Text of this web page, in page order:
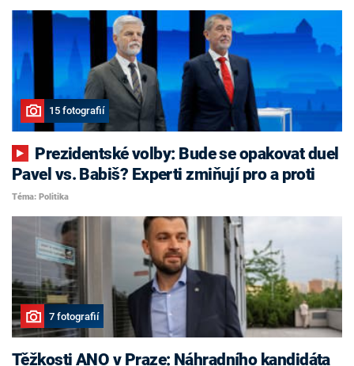
15 fotografií
Pavel vs. Babiš? Experti zmiňují pro a proti
Téma: Politika
7 fotografií
Těžkosti ANO v Praze: Náhradního kandidáta